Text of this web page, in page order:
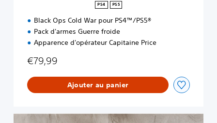
PS4 PS5
Black Ops Cold War pour PS4™/PS5®
Pack d'armes Guerre froide
Apparence d'opérateur Capitaine Price
€79,99
Ajouter au panier